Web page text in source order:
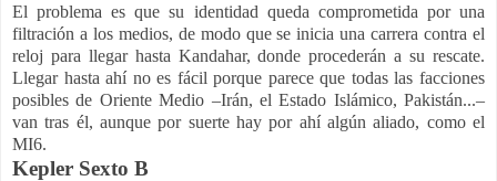
El problema es que su identidad queda comprometida por una
filtración a los medios, de modo que se inicia una carrera contra el
reloj para llegar hasta Kandahar, donde procederán a su rescate.
Llegar hasta ahí no es fácil porque parece que todas las facciones
posibles de Oriente Medio –Irán, el Estado Islámico, Pakistán...–
van tras él, aunque por suerte hay por ahí algún aliado, como el
MI6.
Kepler Sexto B